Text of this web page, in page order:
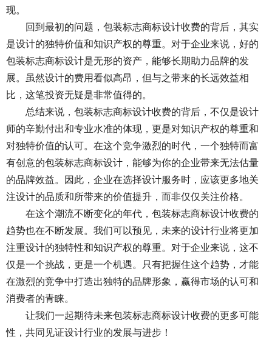
现。
回到最初的问题，包装标志商标设计收费的背后，其实
是设计的独特价值和知识产权的尊重。对于企业来说，好的
包装标志商标设计是无形的资产，能够长期助力品牌的发
展。虽然设计的费用看似高昂，但与之带来的长远效益相
比，这笔投资无疑是非常值得的。
总结来说，包装标志商标设计收费的背后，不仅是设计
师的辛勤付出和专业水准的体现，更是对知识产权的尊重和
对独特价值的认可。在这个竞争激烈的时代，一个独特而富
有创意的包装标志商标设计，能够为你的企业带来无法估量
的品牌效益。因此，企业在选择设计服务时，应该更多地关
注设计的品质和所带来的价值提升，而非仅仅关注价格。
在这个潮流不断变化的年代，包装标志商标设计收费的
趋势也在不断发展。我们可以预见，未来的设计行业将更加
注重设计的独特性和知识产权的尊重。对于企业来说，这不
仅是一个挑战，更是一个机遇。只有把握住这个趋势，才能
在激烈的竞争中打造出独特的品牌形象，赢得市场的认可和
消费者的青睐。
让我们一起期待未来包装标志商标设计收费的更多可能
性，共同见证设计行业的发展与进步！